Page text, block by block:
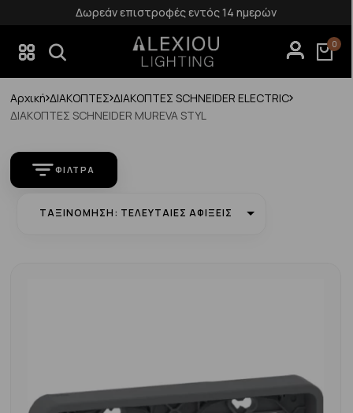
Δωρεάν επιστροφές εντός 14 ημερών
0
Αρχική ΔΙΑΚΟΠΤΕΣ ΔΙΑΚΟΠΤΕΣ SCHNEIDER ELECTRIC
ΔΙΑΚΟΠΤΕΣ SCHNEIDER MUREVA STYL
ΦΊΛΤΡΑ
ΤΑΞΙΝΌΜΗΣΗ: ΤΕΛΕΥΤΑΊΕΣ ΑΦΊΞΕΙΣ